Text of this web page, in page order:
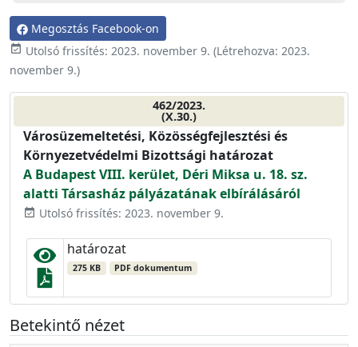
Megosztás Facebook-on
event_available Utolsó frissítés: 2023. november 9. (Létrehozva: 2023.
november 9.)
462/2023.
(X.30.)
Városüzemeltetési, Közösségfejlesztési és
Környezetvédelmi Bizottsági határozat
A Budapest VIII. kerület, Déri Miksa u. 18. sz.
alatti Társasház pályázatának elbírálásáról
event_available Utolsó frissítés: 2023. november 9.
határozat
275 KB PDF dokumentum
Betekintő nézet